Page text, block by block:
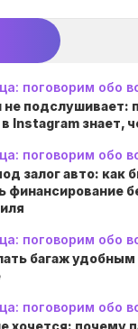
поговорим обо
не подслушивает:
Instagram знает,
поговорим обо
залог авто: как
финансирование
поговорим обо
багаж
поговорим обо
хочется: почему